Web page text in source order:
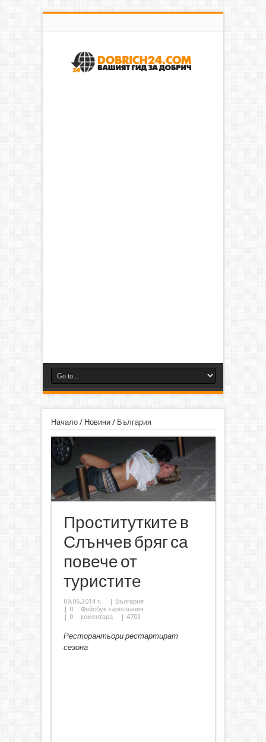
Начало/ Новини/ България
Проститутките в
Слънчев бряг са
повече от
туристите
09.06.2014 г. | България
| 0
Фейсбук харесвания
| 0 коментара | 4703
Ресторантьори рестартират
сезона